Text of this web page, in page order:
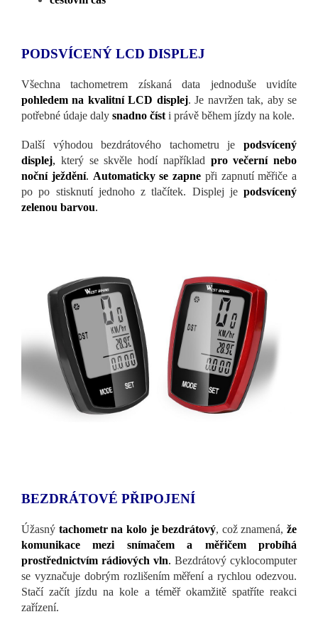
PODSVÍCENÝ LCD DISPLEJ
Všechna tachometrem získaná data jednoduše uvidíte
pohledem na kvalitní LCD displej. Je navržen tak, aby se
potřebné údaje daly snadno číst i právě během jízdy na kole.
Další výhodou bezdrátového tachometru je podsvícený
displej, který se skvěle hodí například pro večerní nebo
noční ježdění. Automaticky se zapne při zapnutí měřiče a
po po stisknutí jednoho z tlačítek. Displej je podsvícený
zelenou barvou.
BEZDRÁTOVÉ PŘIPOJENÍ
Úžasný tachometr na kolo je bezdrátový, což znamená, že
komunikace mezi snímačem a měřičem probíhá
prostřednictvím rádiových vln. Bezdrátový cyklocomputer
se vyznačuje dobrým rozlišením měření a rychlou odezvou.
Stačí začít jízdu na kole a téměř okamžitě spatříte reakci
zařízení.